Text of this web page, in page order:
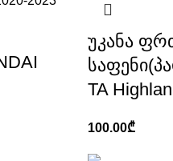
უკანა
TA
100.00₾